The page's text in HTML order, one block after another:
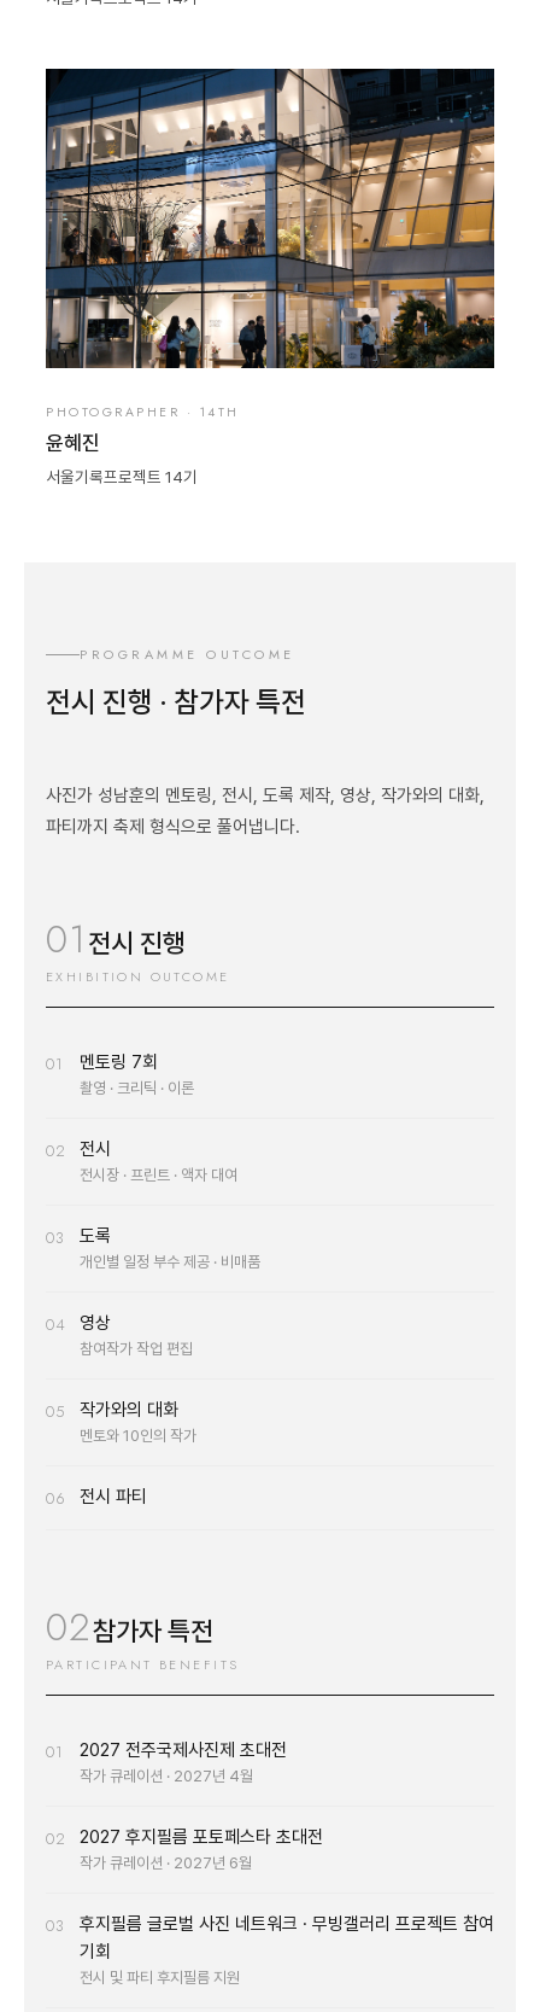
PHOTOGRAPHER · 14TH
윤혜진
서울기록프로젝트 14기
PROGRAMME OUTCOME
전시 진행 · 참가자 특전
사진가 성남훈의 멘토링, 전시, 도록 제작, 영상, 작가와의 대화,
파티까지 축제 형식으로 풀어냅니다.
01 전시 진행
EXHIBITION OUTCOME
01 멘토링 7회
촬영 · 크리틱 · 이론
02 전시
전시장 · 프린트 · 액자 대여
03 도록
개인별 일정 부수 제공 · 비매품
04 영상
참여작가 작업 편집
05 작가와의 대화
멘토와 10인의 작가
06 전시 파티
02참가자 특전
PARTICIPANT BENEFITS
01 2027 전주국제사진제 초대전
작가 큐레이션 · 2027년 4월
02 2027 후지필름 포토페스타 초대전
작가 큐레이션 · 2027년 6월
03
후지필름 글로벌 사진 네트워크 · 무빙갤러리 프로젝트 참여
기회
전시 및 파티 후지필름 지원